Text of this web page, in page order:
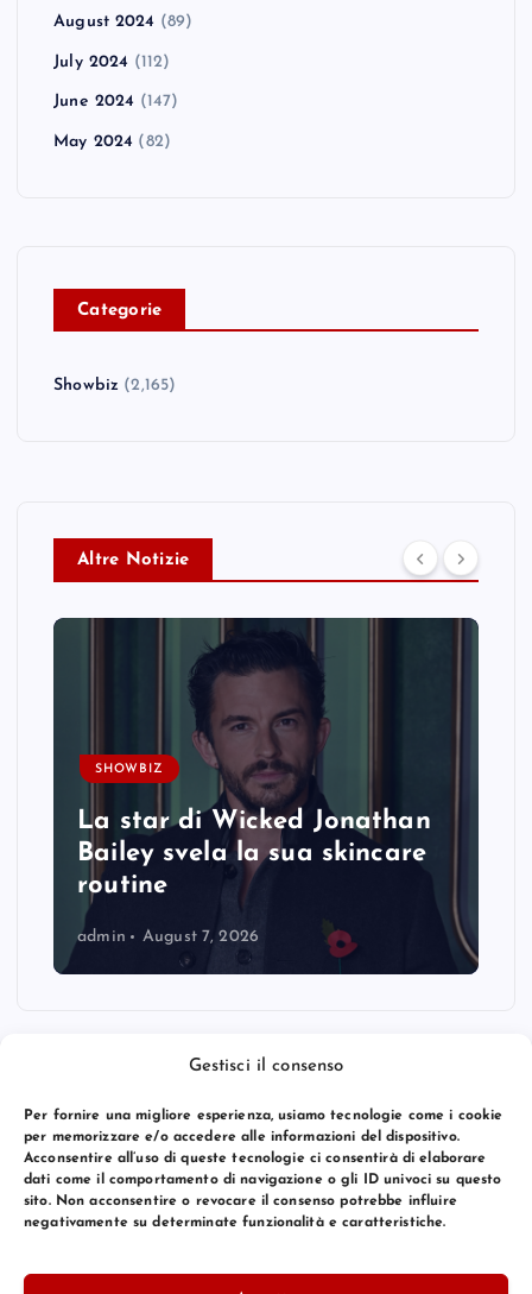
Gestisci il consenso
Per fornire una migliore esperienza, usiamo tecnologie come i cookie
per memorizzare e/o accedere alle informazioni del dispositivo.
Acconsentire all’uso di queste tecnologie ci consentirà di elaborare
dati come il comportamento di navigazione o gli ID univoci su questo
sito. Non acconsentire o revocare il consenso potrebbe influire
negativamente su determinate funzionalità e caratteristiche.
August 2024 (89)
July 2024 (112)
June 2024 (147)
May 2024 (82)
Categorie
Showbiz (2,165)
Altre Notizie
SHOWBIZ
La star di Wicked Jonathan
Bailey svela la sua skincare
routine
admin August 7, 2026